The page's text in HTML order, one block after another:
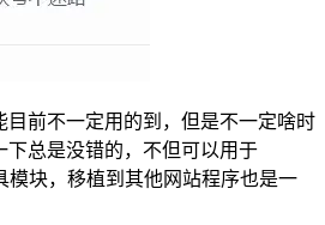
目前不一定用的到，但是不一定啥时
下总是没错的，不但可以用于
模块，移植到其他网站程序也是一